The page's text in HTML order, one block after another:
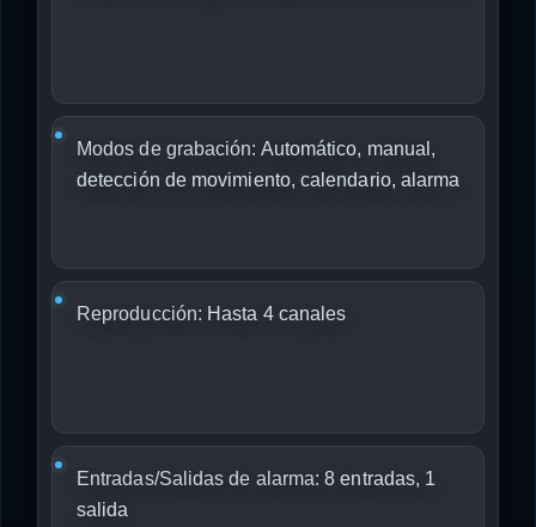
Modos de grabación: Automático, manual,
detección de movimiento, calendario, alarma
Reproducción: Hasta 4 canales
Entradas/Salidas de alarma: 8 entradas, 1
salida